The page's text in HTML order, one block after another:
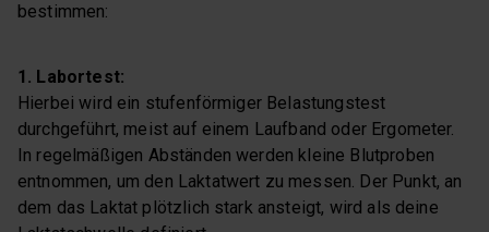
bestimmen:
1. Labortest:
Hierbei wird ein stufenförmiger Belastungstest
durchgeführt, meist auf einem Laufband oder Ergometer.
In regelmäßigen Abständen werden kleine Blutproben
entnommen, um den Laktatwert zu messen. Der Punkt, an
dem das Laktat plötzlich stark ansteigt, wird als deine